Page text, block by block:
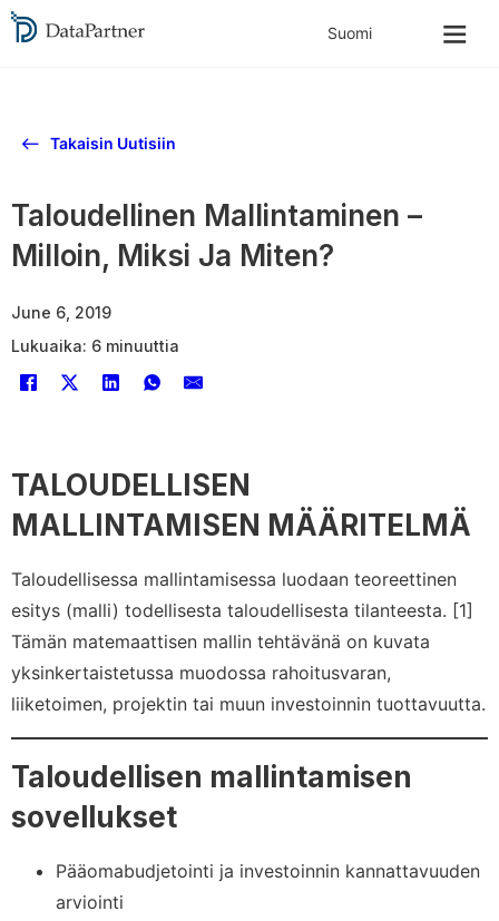
Takaisin Uutisiin
Taloudellinen Mallintaminen –
Milloin, Miksi Ja Miten?
June 6, 2019
Lukuaika: 6 minuuttia
TALOUDELLISEN
MALLINTAMISEN MÄÄRITELMÄ
Taloudellisessa mallintamisessa luodaan teoreettinen
esitys (malli) todellisesta taloudellisesta tilanteesta. [1]
Tämän matemaattisen mallin tehtävänä on kuvata
yksinkertaistetussa muodossa rahoitusvaran,
liiketoimen, projektin tai muun investoinnin tuottavuutta.
Taloudellisen mallintamisen
sovellukset
Pääomabudjetointi ja investoinnin kannattavuuden
arviointi